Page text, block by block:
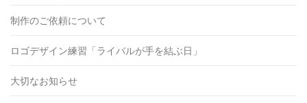
制作のご依頼について
ロゴデザイン練習「ライバルが手を結ぶ日」
大切なお知らせ